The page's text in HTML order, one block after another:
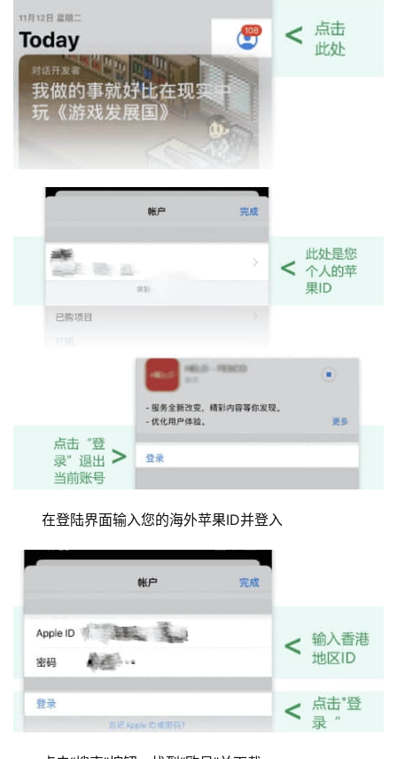
在登陆界面输入您的海外苹果ID并登入